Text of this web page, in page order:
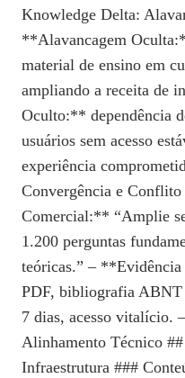
Knowledge Delta:
**Alavancagem
material de ensino em
ampliando a receita de
Oculto:** dependência
usuários sem acesso
experiência
Convergência e
Comercial:** “Amplie
1.200 perguntas
teóricas.” –
PDF, bibliografia ABNT
7 dias, acesso vitalício.
Alinhamento Técnico
Infraestrutura ###